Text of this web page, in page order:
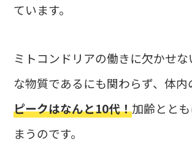
ています。
ミトコンドリアの働きに欠かせな
な物質であるにも関わらず、体内
ピークはなんと10代！加齢とと
まうのです。